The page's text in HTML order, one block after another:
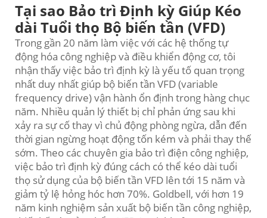
Tại sao Bảo trì Định kỳ Giúp Kéo
dài Tuổi thọ Bộ biến tần (VFD)
Trong gần 20 năm làm việc với các hệ thống tự
động hóa công nghiệp và điều khiển động cơ, tôi
nhận thấy việc bảo trì định kỳ là yếu tố quan trọng
nhất duy nhất giúp bộ biến tần VFD (variable
frequency drive) vận hành ổn định trong hàng chục
năm. Nhiều quản lý thiết bị chỉ phản ứng sau khi
xảy ra sự cố thay vì chủ động phòng ngừa, dẫn đến
thời gian ngừng hoạt động tốn kém và phải thay thế
sớm. Theo các chuyên gia bảo trì điện công nghiệp,
việc bảo trì định kỳ đúng cách có thể kéo dài tuổi
thọ sử dụng của bộ biến tần VFD lên tới 15 năm và
giảm tỷ lệ hỏng hóc hơn 70%. Goldbell, với hơn 19
năm kinh nghiệm sản xuất bộ biến tần công nghiệp,